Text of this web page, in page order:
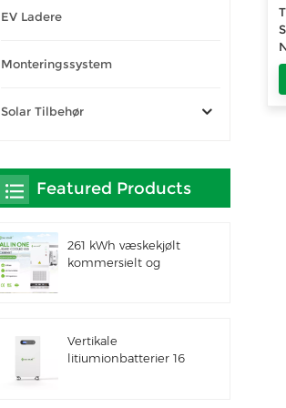
EV Ladere
Monteringssystem
Solar Tilbehør
Featured Products
261 kWh væskekjølt
kommersielt og
Vertikale
litiumionbatterier 16